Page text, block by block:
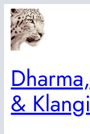
Zum
Inhalt
springen
&